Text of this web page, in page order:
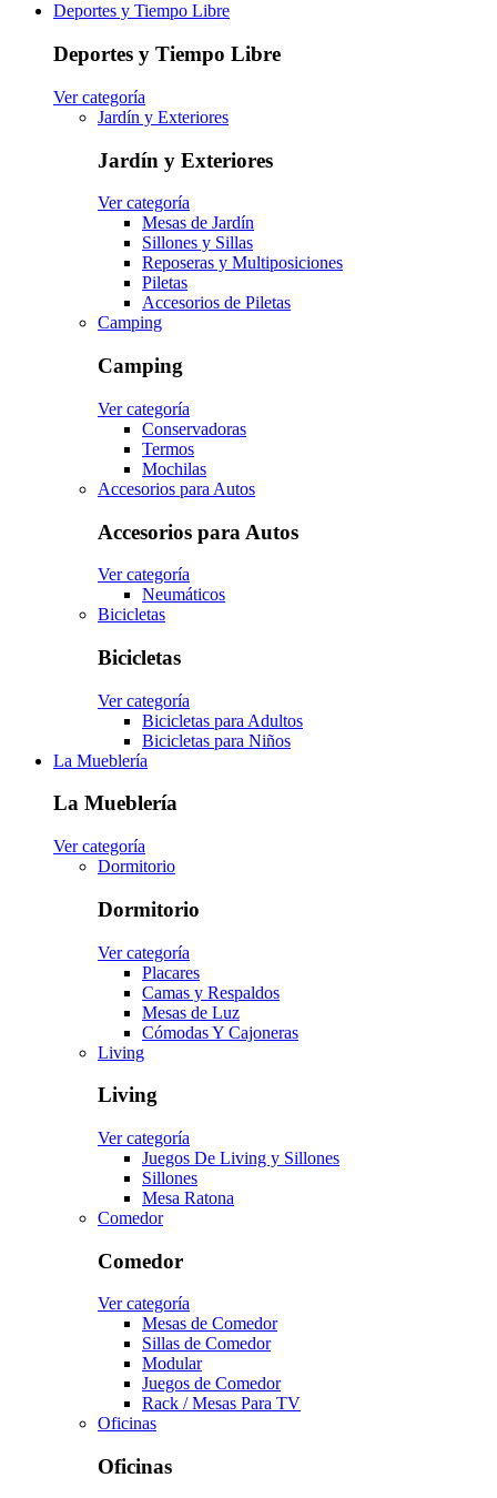
Deportes y Tiempo Libre
Deportes y Tiempo Libre
Ver categoría
Jardín y Exteriores
Jardín y Exteriores
Ver categoría
Mesas de Jardín
Sillones y Sillas
Reposeras y Multiposiciones
Piletas
Accesorios de Piletas
Camping
Camping
Ver categoría
Conservadoras
Termos
Mochilas
Accesorios para Autos
Accesorios para Autos
Ver categoría
Neumáticos
Bicicletas
Bicicletas
Ver categoría
Bicicletas para Adultos
Bicicletas para Niños
La Mueblería
La Mueblería
Ver categoría
Dormitorio
Dormitorio
Ver categoría
Placares
Camas y Respaldos
Mesas de Luz
Cómodas Y Cajoneras
Living
Living
Ver categoría
Juegos De Living y Sillones
Sillones
Mesa Ratona
Comedor
Comedor
Ver categoría
Mesas de Comedor
Sillas de Comedor
Modular
Juegos de Comedor
Rack / Mesas Para TV
Oficinas
Oficinas